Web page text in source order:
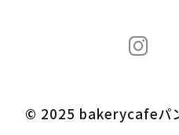
© 2025 bakerycafeパ